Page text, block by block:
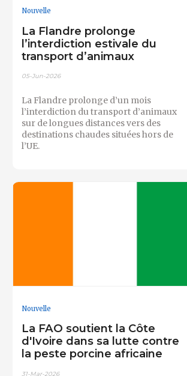
Nouvelle
La Flandre prolonge
l’interdiction estivale du
transport d’animaux
05-Jun-2026
La Flandre prolonge d’un mois
l’interdiction du transport d’animaux
sur de longues distances vers des
destinations chaudes situées hors de
l’UE.
Nouvelle
La FAO soutient la Côte
d'Ivoire dans sa lutte contre
la peste porcine africaine
31-Mar-2026